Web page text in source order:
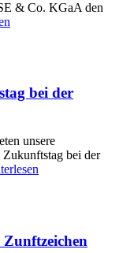
& Co. KGaA den
bei der
unsere
bei der
Zunftzeichen